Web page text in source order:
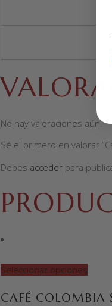
No hay valoraciones aún.
Sé el primero en valorar
Debes acceder para
Seleccionar opciones
CAFÉ COLOMBIA